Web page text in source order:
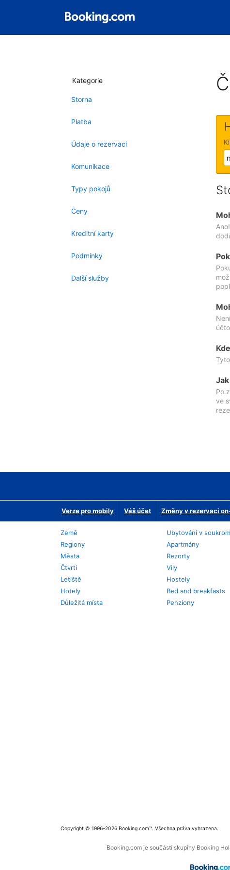
Kategorie
Storna
Platba
Údaje o rezervaci
Komunikace
Typy pokojů
Ceny
Kreditní karty
Podmínky
Další služby
Po
ve
Verze pro mobily Váš účet Změny v rezervaci
Země
Regiony
Města
Čtvrti
Letiště
Hotely
Důležitá místa
Ubytování v
Apartmány
Rezorty
Vily
Hostely
Bed and breakfasts
Penziony
Copyright © 1996–2026 Booking.com™. Všechna práva vyhrazena.
Booking.com je součástí skupiny Booking